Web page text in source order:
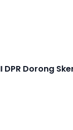
DPR Dorong